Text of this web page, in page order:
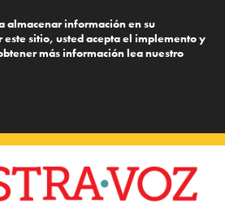
almacenar información en su
sitio, usted acepta el implemento y
más información lea nuestro